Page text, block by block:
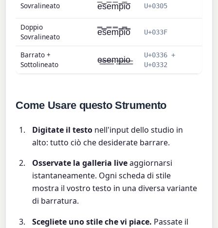
Sovralineato e̅s̅e̅m̅p̅i̅o̅ U+0305
Doppio
Sovralineato
e̿s̿e̿m̿p̿i̿o̿ U+033F
Barrato +
Sottolineato
e̶̲s̶̲e̶̲m̶̲p̶̲i̶̲o̶̲
U+0336 +
U+0332
Come Usare questo Strumento
Digitate il testo nell'input dello studio in
alto: tutto ciò che desiderate barrare.
Osservate la galleria liveaggiornarsi
istantaneamente. Ogni scheda di stile
mostra il vostro testo in una diversa variante
di barratura.
Scegliete uno stile che vi piace. Passate il